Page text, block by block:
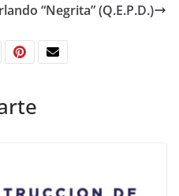
“Negrita” (Q.E.P.D.)